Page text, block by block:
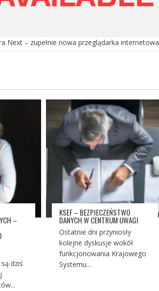
Next – zupełnie nowa przeglądarka internetowa
–
dziś
KSEF – BEZPIECZEŃSTWO
DANYCH W CENTRUM UWAGI
Ostatnie dni przyniosły
kolejne dyskusje wokół
funkcjonowania Krajowego
Systemu...